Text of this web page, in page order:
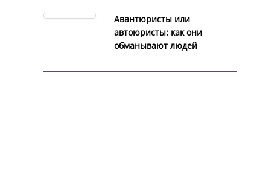
Авантюристы или
автоюристы: как они
обманывают людей